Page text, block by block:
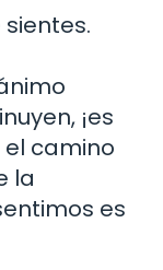
¡es
camino
la
es